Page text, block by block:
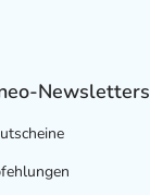
Newsletters